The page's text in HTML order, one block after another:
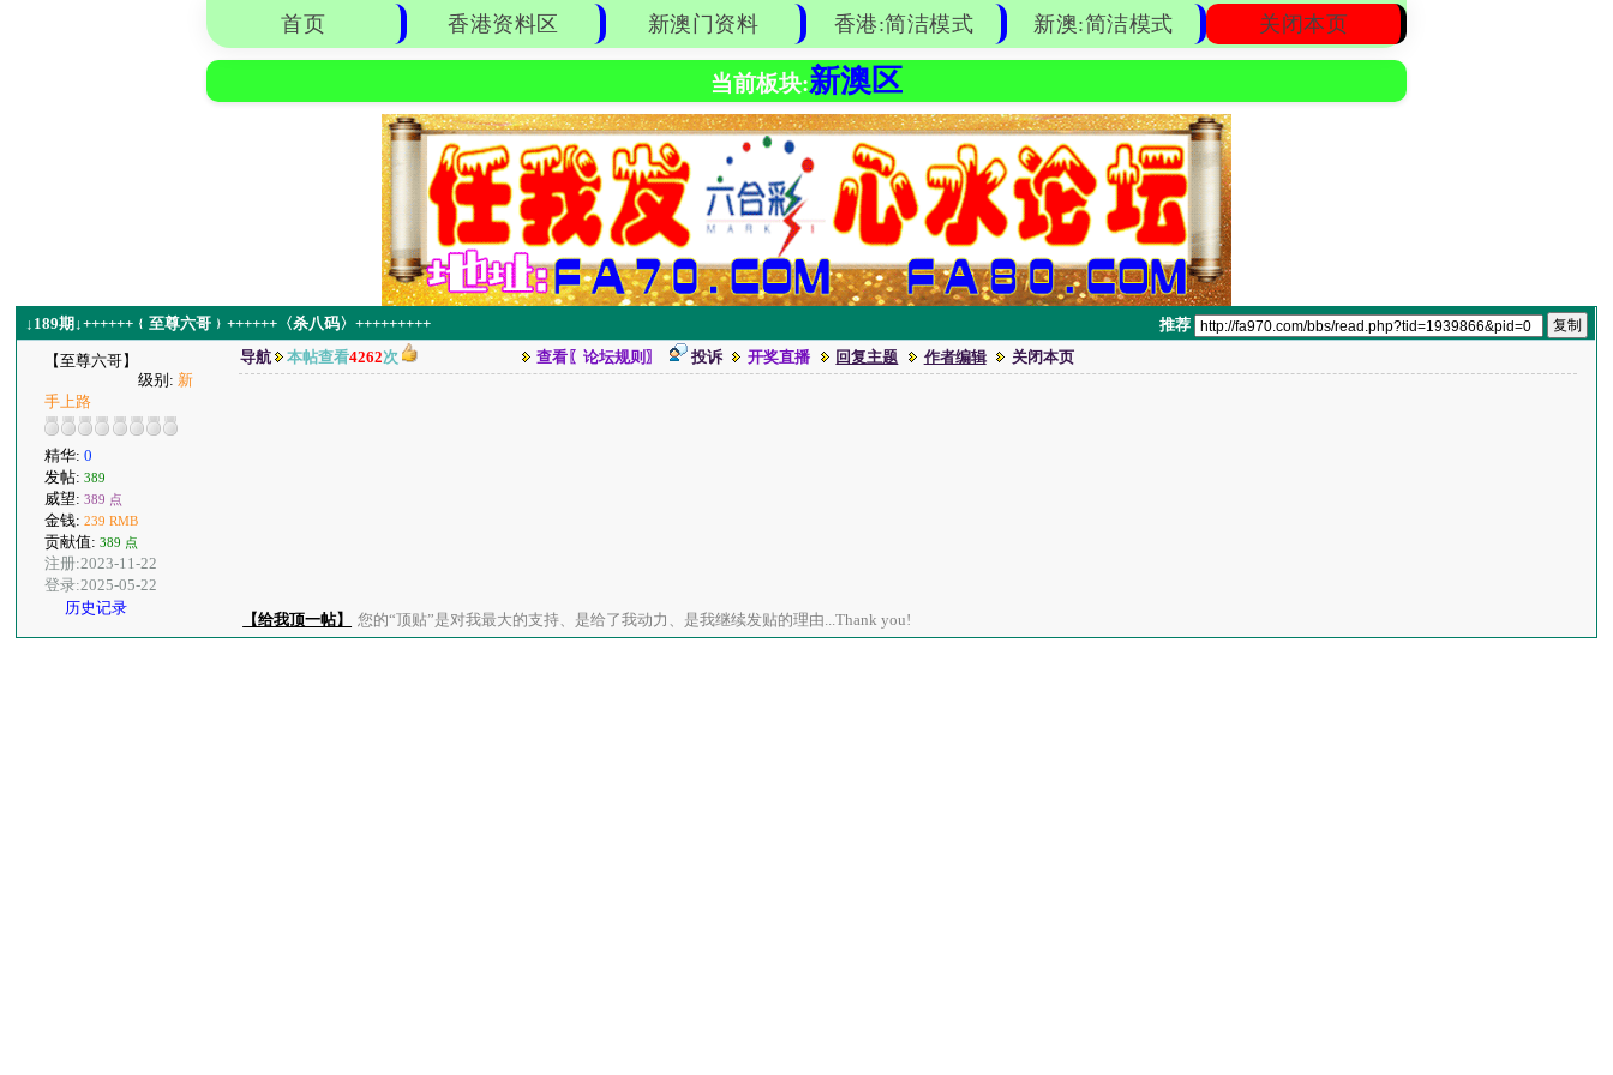
首页 香港资料区 新澳门资料 香港:简洁模式 新澳:简洁模式 关闭本页
当前板块:新澳区
↓189期↓++++++﹛至尊六哥﹜++++++〈杀八码〉+++++++++ 推荐
【至尊六哥】
级别: 新
手上路
精华:0
发帖:389
威望:389 点
金钱:239 RMB
贡献值:389 点
注册:2023-11-22
登录:2025-05-22
历史记录
导航 本帖查看4262次 查看〖论坛规则〗 投诉 开奖直播 回复主题 作者编辑 关闭本页
【给我顶一帖】 您的“顶贴”是对我最大的支持、是给了我动力、是我继续发贴的理由...Thank you!